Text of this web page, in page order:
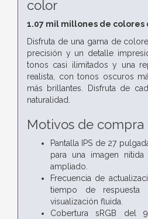
color
1.07 mil millones de colores
Disfruta de una gama de
precisión y un detalle
tonos casi ilimitados y una
realista, con tonos oscuros
más brillantes. Disfruta de
naturalidad.
Motivos de compra
Pantalla IPS de 27
para una imagen
ampliado.
Frecuencia de
tiempo de
visualización fluida.
Cobertura sRGB del